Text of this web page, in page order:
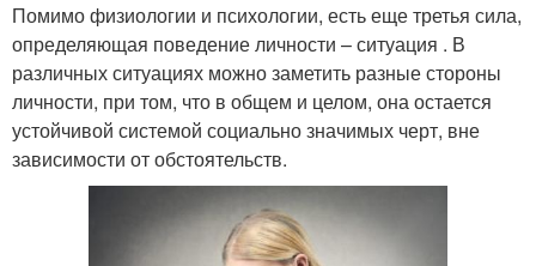
Помимо физиологии и психологии, есть еще третья сила,
определяющая поведение личности – ситуация . В
различных ситуациях можно заметить разные стороны
личности, при том, что в общем и целом, она остается
устойчивой системой социально значимых черт, вне
зависимости от обстоятельств.